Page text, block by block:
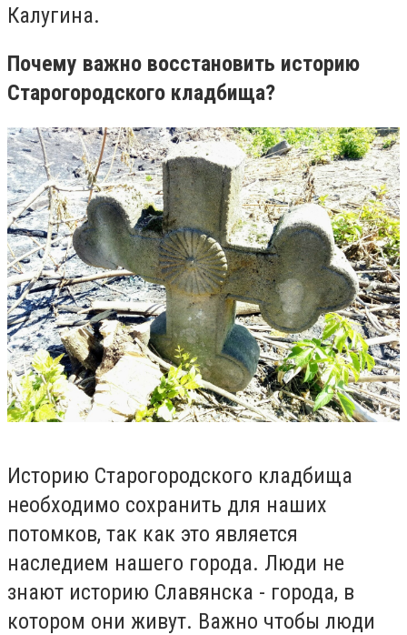
Калугина.
Почему важно восстановить историю
Старогородского кладбища?
Историю Старогородского кладбища
необходимо сохранить для наших
потомков, так как это является
наследием нашего города. Люди не
знают историю Славянска - города, в
котором они живут. Важно чтобы люди